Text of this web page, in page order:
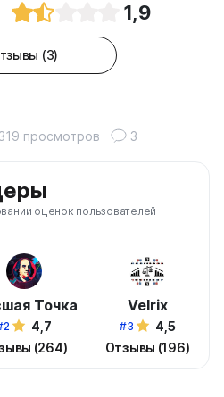
1,9
(3)
319 просмотров 3
оценок пользователей
Точка
4,7
(264)
Velrix
#3
4,5
Отзывы (196)